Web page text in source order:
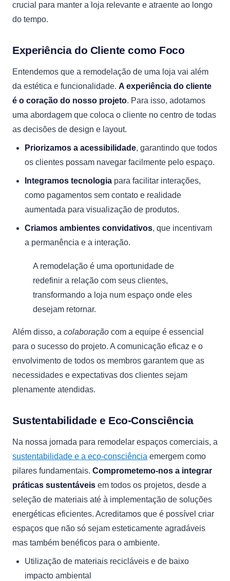
crucial para manter a loja relevante e atraente ao longo
do tempo.
Experiência do Cliente como Foco
Entendemos que a remodelação de uma loja vai além
da estética e funcionalidade. A experiência do cliente
é o coração do nosso projeto. Para isso, adotamos
uma abordagem que coloca o cliente no centro de todas
as decisões de design e layout.
Priorizamos a acessibilidade, garantindo que todos
os clientes possam navegar facilmente pelo espaço.
Integramos tecnologia para facilitar interações,
como pagamentos sem contato e realidade
aumentada para visualização de produtos.
Criamos ambientes convidativos, que incentivam
a permanência e a interação.
A remodelação é uma oportunidade de
redefinir a relação com seus clientes,
transformando a loja num espaço onde eles
desejam retornar.
Além disso, a colaboração com a equipe é essencial
para o sucesso do projeto. A comunicação eficaz e o
envolvimento de todos os membros garantem que as
necessidades e expectativas dos clientes sejam
plenamente atendidas.
Sustentabilidade e Eco-Consciência
Na nossa jornada para remodelar espaços comerciais, a
sustentabilidade e a eco-consciência emergem como
pilares fundamentais. Comprometemo-nos a integrar
práticas sustentáveis em todos os projetos, desde a
seleção de materiais até à implementação de soluções
energéticas eficientes. Acreditamos que é possível criar
espaços que não só sejam esteticamente agradáveis
mas também benéficos para o ambiente.
Utilização de materiais recicláveis e de baixo
impacto ambiental